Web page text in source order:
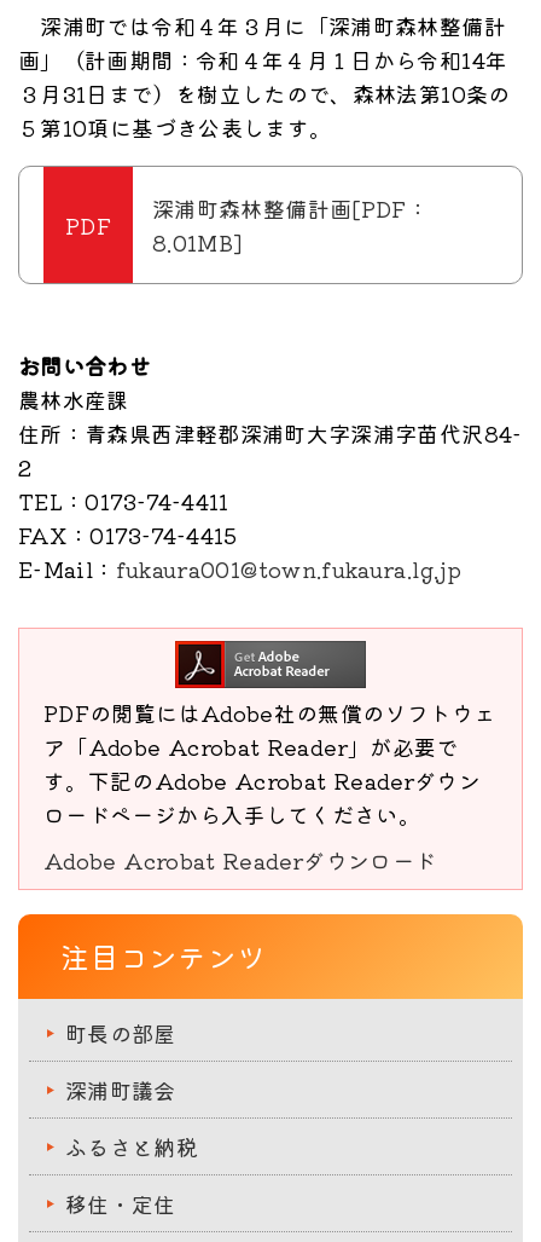
深浦町では令和４年３月に「深浦町森林整備計
画」（計画期間：令和４年４月１日から令和14年
３月31日まで）を樹立したので、森林法第10条の
５第10項に基づき公表します。
深浦町森林整備計画[PDF：
8.01MB]
お問い合わせ
農林水産課
住所 ：青森県西津軽郡深浦町大字深浦字苗代沢84-
2
TEL ：0173-74-4411
FAX ：0173-74-4415
E-Mail ： fukaura001@town.fukaura.lg.jp
PDFの閲覧にはAdobe社の無償のソフトウェ
ア「Adobe Acrobat Reader」が必要で
す。下記のAdobe Acrobat Readerダウン
ロードページから入手してください。
Adobe Acrobat Readerダウンロード
注目コンテンツ
町長の部屋
深浦町議会
ふるさと納税
移住・定住